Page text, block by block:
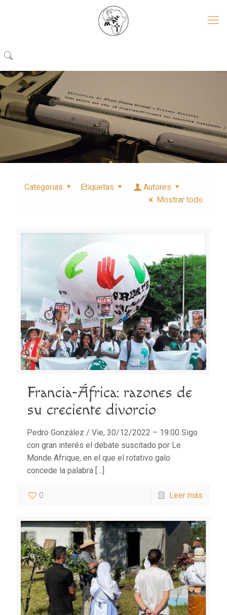
Categorias Etiquetas
Autores
Mostrar todo
Francia-África: razones de
su creciente divorcio
Pedro González / Vie, 30/12/2022 – 19:00 Sigo
con gran interés el debate suscitado por Le
Monde Afrique, en el que el rotativo galo
concede la palabra […]
0 Leer más